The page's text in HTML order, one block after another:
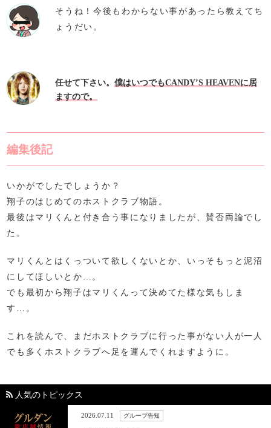
そうね！今後もわからない事があったら教えてち
ょうだい。
任せて下さい。僕はいつでもCANDY’S HEAVENに居
ますので。
編集後記
いかがでしたでしょうか？
翔子のはじめてのホストクラブ物語。
最後はマリくんと付き合う事になりましたが、賛否両論でし
た。
マリくんとはくっついて欲しくないとか、いっそもっと泥沼
にしてほしいとか…。
でも最初から翔子はマリくんって決めてた様な気もしま
す…。
これを読んで、まだホストクラブに行った事がない人が一人
でも多くホストクラブへ足を運んでくれますように。
人気のトピックス
2026.07.11 グループ告知